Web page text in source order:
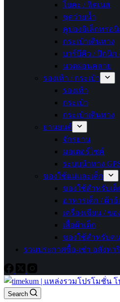
โยคะ / ฟิตเนส
ชุดว่ายน้ำ
คูปองอิเล็กทรอ
กระเป๋าเดินทาง
บาร์บีคิว / ปิกนิก
นวดผ่อนคลาย
รองเท้า / กระเป๋า
รองเท้า
กระเป๋า
กระเป๋าเดินทาง
ยานยนต์
จักรยาน
มอเตอร์ไซค์
ระบบนำทาง
ของใช้แม่และเด็ก
ของใช้สำหรับเ
อาหารเด็ก / ผ้า
เครื่องเขียน / ขอ
เสื้อผ้าเด็ก
ของใช้สำหรับค
รวมประกาศซื้อ-เช่า อสังหา
Search